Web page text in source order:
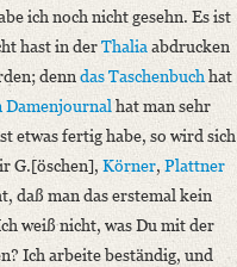
ich noch nicht gesehn. Es ist
hast in derThalia abdrucken
denn das Taschenbuch hat
Damenjournalhat man sehr
etwas fertig habe, so wird sich
G.[öschen], Körner, Plattner
daß man das erstemal kein
weiß nicht, was Du mit der
Ich arbeite beständig, und